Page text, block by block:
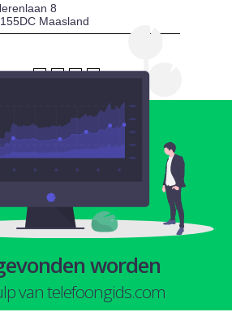
8
Maasland
worden
van telefoongids.com